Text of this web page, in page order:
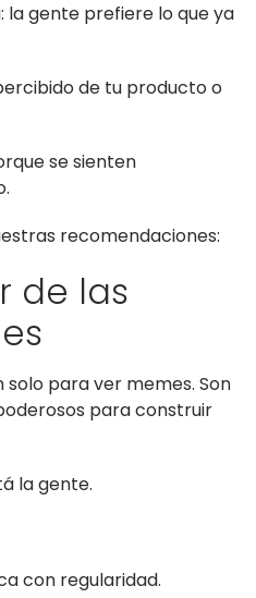
la gente prefiere lo que ya
de tu producto o
se sienten
recomendaciones:
de las
solo para ver memes. Son
para construir
la gente.
con regularidad.